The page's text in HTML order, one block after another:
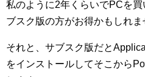
私のように2年くらいでPCを
ブスク版の方がお得かもしれま
それと、サブスク版だと
をインストールしてそこから